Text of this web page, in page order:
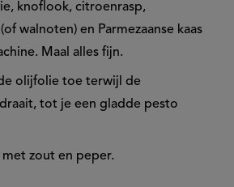
knoflook, citroenrasp,
walnoten) en Parmezaanse kaas
Maal alles fijn.
olijfolie toe terwijl de
tot je een gladde pesto
zout en peper.